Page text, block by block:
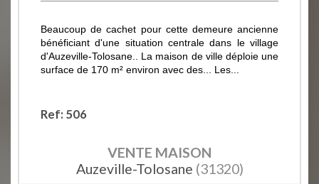
Beaucoup de cachet pour cette demeure ancienne
bénéficiant d'une situation centrale dans le village
d'Auzeville-Tolosane.. La maison de ville déploie une
surface de 170 m² environ avec des... Les...
Ref: 506
VENTE MAISON
Auzeville-Tolosane (31320)